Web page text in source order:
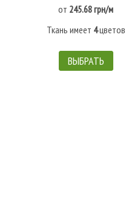
от 245.68 грн/м
Ткань имеет 4цветов
ВЫБРАТЬ